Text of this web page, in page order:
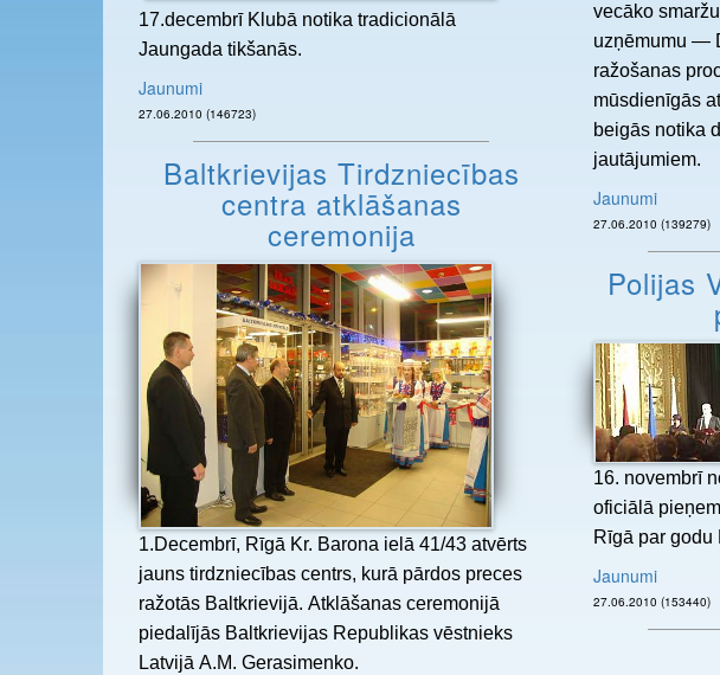
17.decembrī Klubā notika tradicionālā
Jaungada tikšanās.
Jaunumi
27.06.2010 (146723)
Baltkrievijas Tirdzniecības
centra atklāšanas
ceremonija
1.Decembrī, Rīgā Kr. Barona ielā 41/43 atvērts
jauns tirdzniecības centrs, kurā pārdos preces
ražotās Baltkrievijā. Atklāšanas ceremonijā
piedalījās Baltkrievijas Republikas vēstnieks
Latvijā A.M. Gerasimenko.
vecāko
uzņēmumu —
ražošanas
mūsdienīgās
beigās notika
jautājumiem.
Jaunumi
27.06.2010 (139279)
Polijas
16. novembrī
oficiālā
Rīgā par
Jaunumi
27.06.2010 (153440)